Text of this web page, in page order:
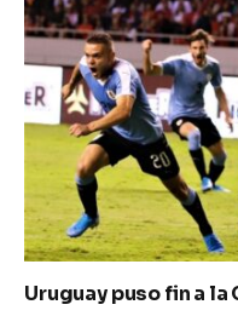
Uruguay puso fin a